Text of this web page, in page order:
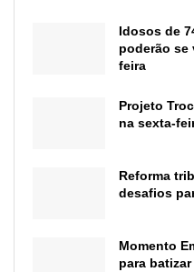
Idosos de
poderão se
feira
Projeto
na sexta-
Reforma
desafios
Momento
para